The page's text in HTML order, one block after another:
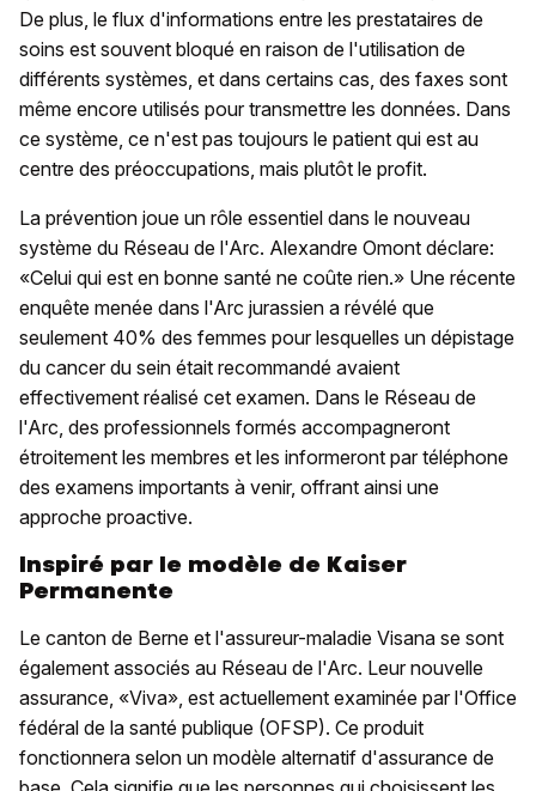
De plus, le flux d'informations entre les prestataires de
soins est souvent bloqué en raison de l'utilisation de
différents systèmes, et dans certains cas, des faxes sont
même encore utilisés pour transmettre les données. Dans
ce système, ce n'est pas toujours le patient qui est au
centre des préoccupations, mais plutôt le profit.
La prévention joue un rôle essentiel dans le nouveau
système du Réseau de l'Arc. Alexandre Omont déclare:
«Celui qui est en bonne santé ne coûte rien.» Une récente
enquête menée dans l'Arc jurassien a révélé que
seulement 40% des femmes pour lesquelles un dépistage
du cancer du sein était recommandé avaient
effectivement réalisé cet examen. Dans le Réseau de
l'Arc, des professionnels formés accompagneront
étroitement les membres et les informeront par téléphone
des examens importants à venir, offrant ainsi une
approche proactive.
Inspiré par le modèle de Kaiser
Permanente
Le canton de Berne et l'assureur-maladie Visana se sont
également associés au Réseau de l'Arc. Leur nouvelle
assurance, «Viva», est actuellement examinée par l'Office
fédéral de la santé publique (OFSP). Ce produit
fonctionnera selon un modèle alternatif d'assurance de